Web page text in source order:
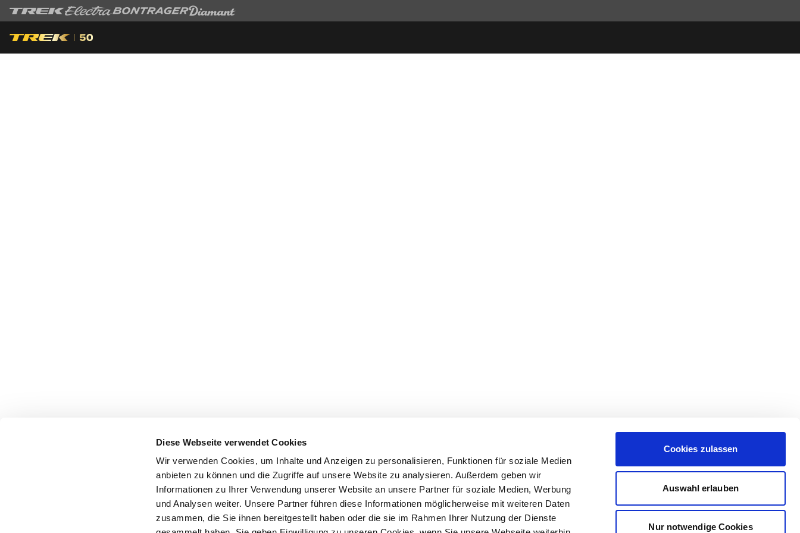
Diese Webseite verwendet Cookies
Wir verwenden Cookies, um Inhalte und Anzeigen zu personalisieren, Funktionen für soziale Medien
anbieten zu können und die Zugriffe auf unsere Website zu analysieren. Außerdem geben wir
Informationen zu Ihrer Verwendung unserer Website an unsere Partner für soziale Medien, Werbung
und Analysen weiter. Unsere Partner führen diese Informationen möglicherweise mit weiteren Daten
zusammen, die Sie ihnen bereitgestellt haben oder die sie im Rahmen Ihrer Nutzung der Dienste
Cookies zulassen
Auswahl erlauben
Nur notwendige Cookies